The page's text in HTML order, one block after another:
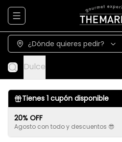
Abrir menu de navegación
¿Dónde quieres pedir?
Dulce
Tienes 1 cupón disponible
20% OFF
Agosto con todo y descuentos 😎